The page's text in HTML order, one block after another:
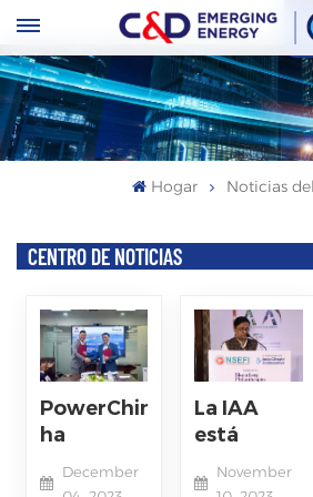
Hogar Noticias
CENTRO DE NOTICIAS
PowerChina
ha
firmado
un
December
La IAA
está
la
November